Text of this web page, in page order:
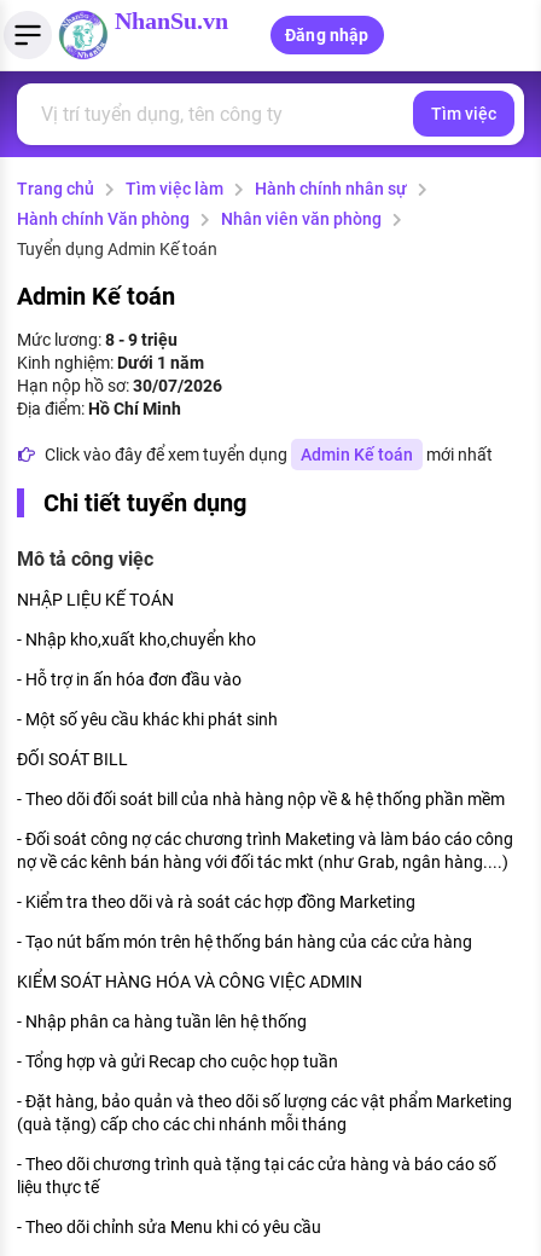
NhanSu.vn
Đăng nhập
Tìm việc làm
Việc làm ngành luật
Việc làm lương cao
Việc làm tốt nhất
CÔNG TY
Nhà tuyển dụng hàng đầu
Quản lý CV
Tải CV lên
Tạo CV trực tuyến
Mẫu CV đơn giản
Tính lương Gross - Net
Tính thuế thu nhập cá nhân
Tính trợ cấp thất nghiệp
PHÁP LUẬT VIỆT NAM
Văn bản pháp luật
Chính sách mới
PHÁP LUẬT LAO ĐỘNG
Lao động và tiền lương
Bảo hiểm và phúc lợi
Thuế thu nhập
Hồ sơ biểu mẫu
Chính sách lao động
KHÁM PHÁ NGHỀ NGHIỆP
Tử vi nghề nghiệp
Kỹ năng nghề nghiệp
HƯỚNG NGHIỆP VIỆC LÀM
Xu hướng việc làm
XÂY DỰNG VÀ PHÁT TRIỂN ĐỘI NGŨ
NHÂN SỰ
TUYỂN DỤNG VIỆC LÀM
Tìm việc
Trang chủ Tìm việc làm
Hành chính nhân sự
Hành chính Văn phòng
Nhân viên văn phòng
Tuyển dụng Admin Kế toán
Admin Kế toán
Mức lương:8 - 9 triệu
Kinh nghiệm:Dưới 1 năm
Hạn nộp hồ sơ:30/07/2026
Địa điểm:Hồ Chí Minh
Click vào đây để xem tuyển dụng Admin Kế toán mới nhất
Chi tiết tuyển dụng
Mô tả công việc
NHẬP LIỆU KẾ TOÁN
- Nhập kho,xuất kho,chuyển kho
- Hỗ trợ in ấn hóa đơn đầu vào
- Một số yêu cầu khác khi phát sinh
ĐỐI SOÁT BILL
- Theo dõi đối soát bill của nhà hàng nộp về & hệ thống phần mềm
- Đối soát công nợ các chương trình Maketing và làm báo cáo công
nợ về các kênh bán hàng với đối tác mkt (như Grab, ngân hàng....)
- Kiểm tra theo dõi và rà soát các hợp đồng Marketing
- Tạo nút bấm món trên hệ thống bán hàng của các cửa hàng
KIỂM SOÁT HÀNG HÓA VÀ CÔNG VIỆC ADMIN
- Nhập phân ca hàng tuần lên hệ thống
- Tổng hợp và gửi Recap cho cuộc họp tuần
- Đặt hàng, bảo quản và theo dõi số lượng các vật phẩm Marketing
(quà tặng) cấp cho các chi nhánh mỗi tháng
- Theo dõi chương trình quà tặng tại các cửa hàng và báo cáo số
liệu thực tế
- Theo dõi chỉnh sửa Menu khi có yêu cầu